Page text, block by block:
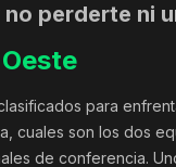
perderte ni
para
cuales son los dos
de conferencia.